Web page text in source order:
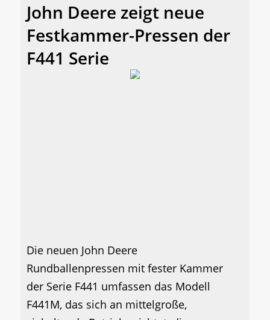
John Deere zeigt neue
Festkammer-Pressen der
F441 Serie
Die neuen John Deere
Rundballenpressen mit fester Kammer
der Serie F441 umfassen das Modell
F441M, das sich an mittelgroße,